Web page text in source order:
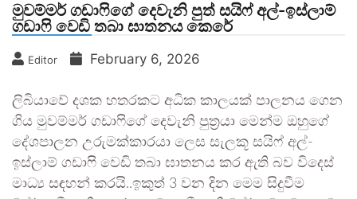
මුවම්මර් ගඩාෆිගේ දෙවැනි පුත් සයිෆ් අල්-ඉස්ලාම්
ගඩාෆි වෙඩි තබා ඝාතනය කෙරේ
Editor February 6, 2026
ලිබියාවේ දශක හතරකට අධික කාලයක් පාලනය ගෙන
ගිය මුවම්මර් ගඩාෆිගේ දෙවැනි පුත්‍රයා මෙන්ම ඔහුගේ
දේශපාලන උරුමක්කාරයා ලෙස සැලකූ සයිෆ් අල්-
ඉස්ලාම් ගඩාෆි වෙඩි තබා ඝාතනය කර ඇති බව විදෙස්
මාධ්‍ය සඳහන් කරයි..ඉකුත් 3 වන දින මෙම සිදුවීම